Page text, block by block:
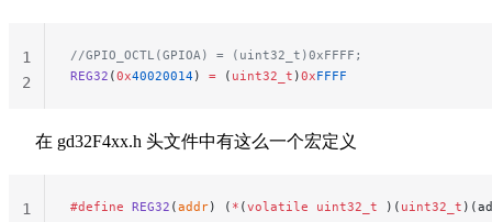
//GPIO_OCTL(GPIOA) = (uint32_t)0xFFFF;
REG32 (0x40020014) = ( uint32_t )0xFFFF
1
2
在 gd32F4xx.h 头文件中有这么一个宏定义
#define REG32 (addr) ( * (volatile uint32_t )( uint32_t
1